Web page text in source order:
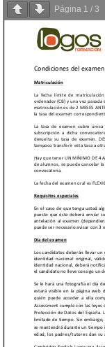
Página 1 / 3